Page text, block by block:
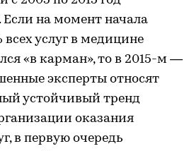
Если на момент начала
всех услуг в медицине
«в карман», то в 2015-м —
эксперты относят
устойчивый тренд
оказания
в первую очередь